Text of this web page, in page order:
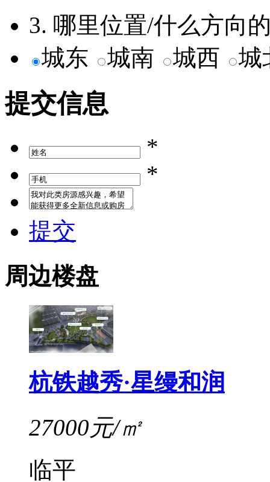
3. 哪里位置/什么方向
城东
城南 城西
提交信息
*
*
提交
周边楼盘
杭铁越秀·星缦和润
27000元/㎡
临平